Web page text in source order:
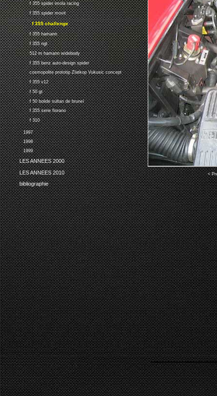
f 355 spider imola racing
f 355 spider movit
f 355 challenge
f 355 hamann
f 355 ngt
512 m hamann widebody
f 355 benz auto-design spider
cosmopolite prototip Zlatkop Vukusic concept
f 355 v12
f 50 gt
f 50 bolide sultan de bruneï
f 355 serie fiorano
f 310
1997
1998
1999
LES ANNEES 2000
LES ANNEES 2010
bibliographie
<